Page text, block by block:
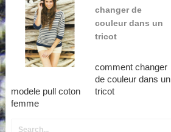
modele pull coton
femme
comment changer
de couleur dans un
tricot